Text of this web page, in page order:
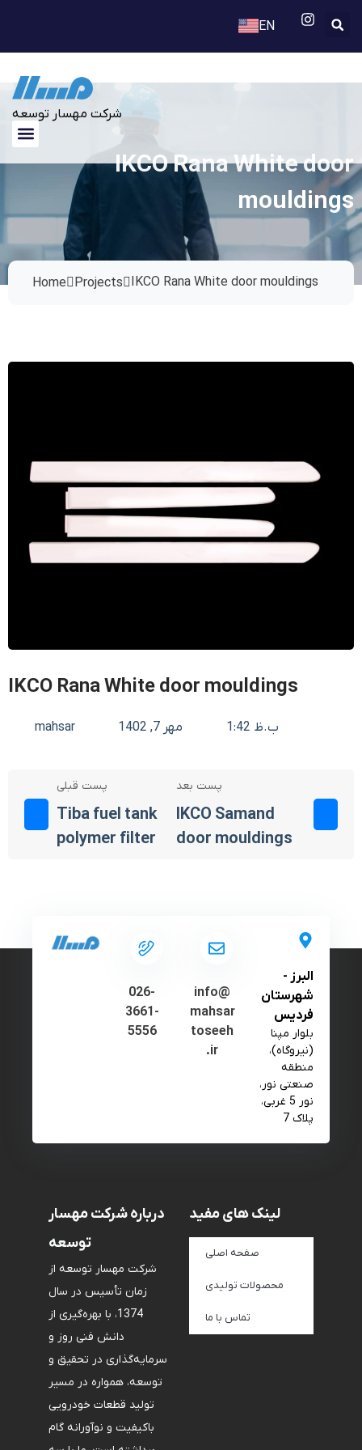
ENFA
شرکت مهسار توسعه
IKCO Rana White door
mouldings
Home Projects IKCO Rana White door mouldings
IKCO Rana White door mouldings
mahsar مهر 7, 1402 1:42 ب.ظ
پست قبلی
Tiba fuel tank
polymer filter
پست بعد
IKCO Samand
door mouldings
026-
3661-
5556
info@
mahsar
toseeh
.ir
البرز -
شهرستان
فردیس
بلوار مپنا
(نیروگاه)،
منطقه
صنعتی نور،
نور 5 غربی،
پلاک 7
درباره شرکت مهسار
توسعه
شرکت مهسار توسعه از
زمان تأسیس در سال
1374، با بهره‌گیری از
دانش فنی روز و
سرمایه‌گذاری در تحقیق و
توسعه، همواره در مسیر
تولید قطعات خودرویی
باکیفیت و نوآورانه گام
لینک های مفید
صفحه اصلی
محصولات تولیدی
تماس با ما